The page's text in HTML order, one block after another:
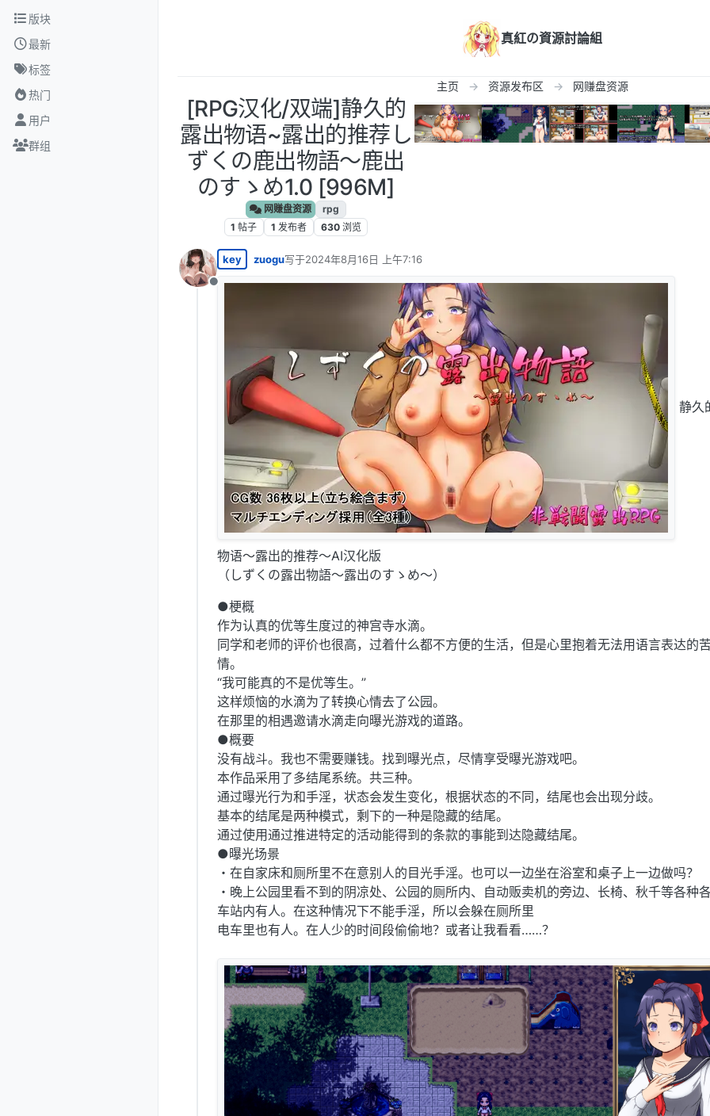
跳转至内容
版块
最新
标签
热门
用户
群组
真紅の資源討論組
主页 资源发布区 网赚盘资源
[RPG汉化/双端]静久的
露出物语~露出的推荐し
ずくの鹿出物語～鹿出
のすゝめ1.0 [996M]
网赚盘资源
rpg
1 帖子 1 发布者 630 浏览
离线
key zuogu写于2024年8月16日 上午7:16
最后由 编辑
静久
物语～露出的推荐～AI汉化版
（しずくの露出物語～露出のすゝめ～）
●梗概
作为认真的优等生度过的神宫寺水滴。
同学和老师的评价也很高，过着什么都不方便的生活，但是心里抱着无法用语言表达的
情。
“我可能真的不是优等生。”
这样烦恼的水滴为了转换心情去了公园。
在那里的相遇邀请水滴走向曝光游戏的道路。
●概要
没有战斗。我也不需要赚钱。找到曝光点，尽情享受曝光游戏吧。
本作品采用了多结尾系统。共三种。
通过曝光行为和手淫，状态会发生变化，根据状态的不同，结尾也会出现分歧。
基本的结尾是两种模式，剩下的一种是隐藏的结尾。
通过使用通过推进特定的活动能得到的条款的事能到达隐藏结尾。
●曝光场景
・在自家床和厕所里不在意别人的目光手淫。也可以一边坐在浴室和桌子上一边做吗？
・晚上公园里看不到的阴凉处、公园的厕所内、自动贩卖机的旁边、长椅、秋千等各种
车站内有人。在这种情况下不能手淫，所以会躲在厕所里
电车里也有人。在人少的时间段偷偷地？或者让我看看……？